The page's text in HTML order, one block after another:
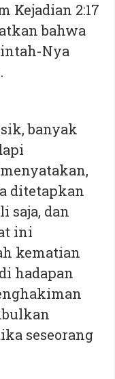
Kejadian 2:17
bahwa
Nya
banyak
ditetapkan
saja, dan
ini
kematian
hadapan
seseorang